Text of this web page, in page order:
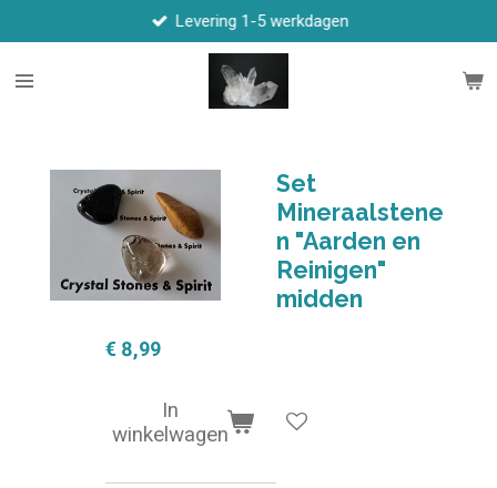
direct
naar
Levering 1-5 werkdagen
Set
Mineraalstene
n "Aarden en
Reinigen"
midden
€ 8,99
In
winkelwagen